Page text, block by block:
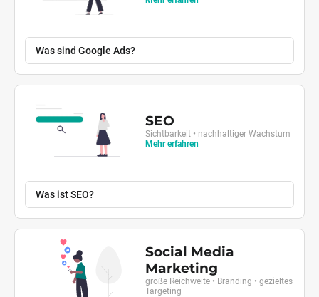
Was sind Google Ads?
SEO
Sichtbarkeit • nachhaltiger Wachstum
Mehr erfahren
Was ist SEO?
Social Media
Marketing
große Reichweite • Branding • gezieltes
Targeting